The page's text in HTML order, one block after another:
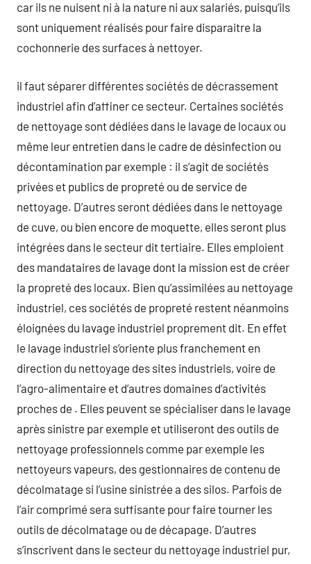
car ils ne nuisent ni à la nature ni aux salariés, puisqu’ils
sont uniquement réalisés pour faire disparaitre la
cochonnerie des surfaces à nettoyer.
il faut séparer différentes sociétés de décrassement
industriel afin d’affiner ce secteur. Certaines sociétés
de nettoyage sont dédiées dans le lavage de locaux ou
même leur entretien dans le cadre de désinfection ou
décontamination par exemple : il s’agit de sociétés
privées et publics de propreté ou de service de
nettoyage. D’autres seront dédiées dans le nettoyage
de cuve, ou bien encore de moquette, elles seront plus
intégrées dans le secteur dit tertiaire. Elles emploient
des mandataires de lavage dont la mission est de créer
la propreté des locaux. Bien qu’assimilées au nettoyage
industriel, ces sociétés de propreté restent néanmoins
éloignées du lavage industriel proprement dit. En effet
le lavage industriel s’oriente plus franchement en
direction du nettoyage des sites industriels, voire de
l’agro-alimentaire et d’autres domaines d’activités
proches de . Elles peuvent se spécialiser dans le lavage
après sinistre par exemple et utiliseront des outils de
nettoyage professionnels comme par exemple les
nettoyeurs vapeurs, des gestionnaires de contenu de
décolmatage si l’usine sinistrée a des silos. Parfois de
l’air comprimé sera suffisante pour faire tourner les
outils de décolmatage ou de décapage. D’autres
s’inscrivent dans le secteur du nettoyage industriel pur,